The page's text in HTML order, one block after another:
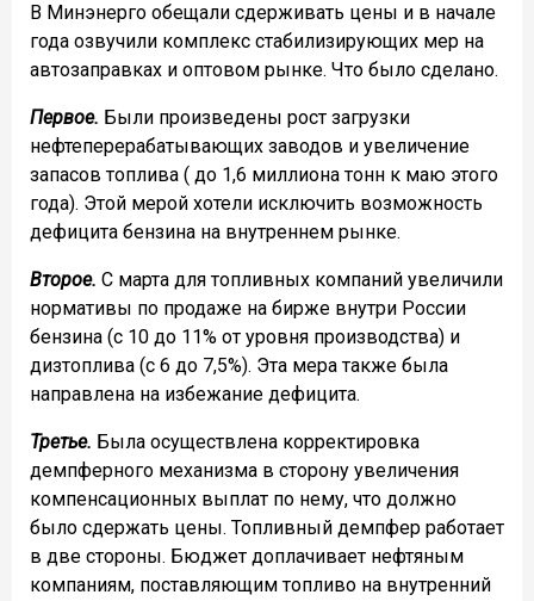
В Минэнерго обещали сдерживать цены и в начале
года озвучили комплекс стабилизирующих мер на
автозаправках и оптовом рынке. Что было сделано.
Первое. Были произведены рост загрузки
нефтеперерабатывающих заводов и увеличение
запасов топлива ( до 1,6 миллиона тонн к маю этого
года). Этой мерой хотели исключить возможность
дефицита бензина на внутреннем рынке.
Второе. С марта для топливных компаний увеличили
нормативы по продаже на бирже внутри России
бензина (с 10 до 11% от уровня производства) и
дизтоплива (с 6 до 7,5%). Эта мера также была
направлена на избежание дефицита.
Третье. Была осуществлена корректировка
демпферного механизма в сторону увеличения
компенсационных выплат по нему, что должно
было сдержать цены. Топливный демпфер работает
в две стороны. Бюджет доплачивает нефтяным
компаниям, поставляющим топливо на внутренний